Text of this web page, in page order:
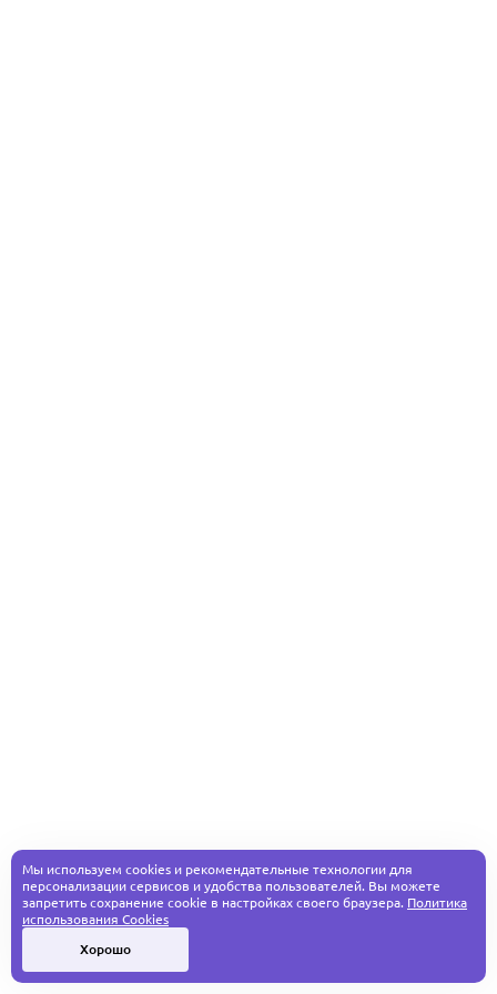
Мы используем cookies и рекомендательные технологии для
персонализации сервисов и удобства пользователей. Вы можете
запретить сохранение cookie в настройках своего браузера. Политика
использования Cookies
Хорошо